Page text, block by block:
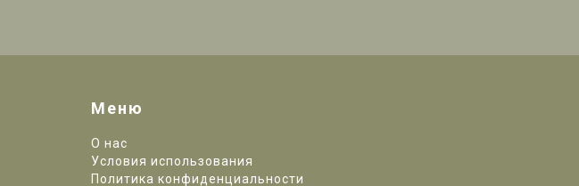
Меню
О нас
Условия использования
Политика конфиденциальности